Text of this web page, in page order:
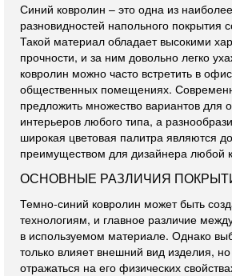
Синий ковролин – это одна из
разновидностей напольного покрытия
Такой материал обладает высокими
прочности, и за ним довольно легко
ковролин можно часто встретить в
общественных помещениях.
предложить множество вариантов для
интерьеров любого типа, а
широкая цветовая палитра являются
преимуществом для дизайнера любой
ОСНОВНЫЕ РАЗЛИЧИЯ
Темно-синий ковролин может быть
технологиям, и главное различие
в используемом материале. Однако
только влияет внешний вид изделия,
отражаться на его физических